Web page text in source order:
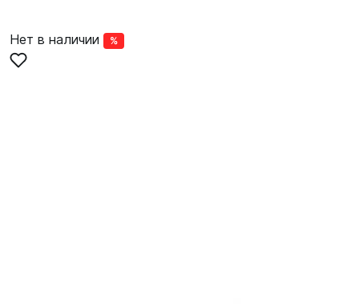
Нет в наличии %